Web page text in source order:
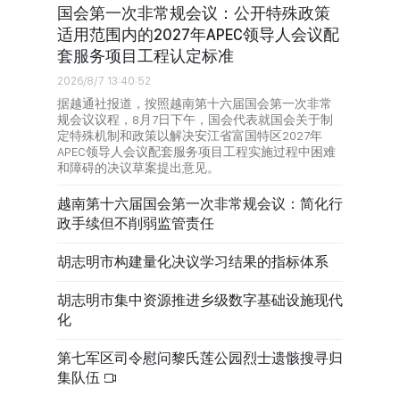
国会第一次非常规会议：公开特殊政策
适用范围内的2027年APEC领导人会议配
套服务项目工程认定标准
2026/8/7 13:40:52
据越通社报道，按照越南第十六届国会第一次非常
规会议议程，8月7日下午，国会代表就国会关于制
定特殊机制和政策以解决安江省富国特区2027年
APEC领导人会议配套服务项目工程实施过程中困难
和障碍的决议草案提出意见。
越南第十六届国会第一次非常规会议：简化行
政手续但不削弱监管责任
胡志明市构建量化决议学习结果的指标体系
胡志明市集中资源推进乡级数字基础设施现代
化
第七军区司令慰问黎氏莲公园烈士遗骸搜寻归
集队伍